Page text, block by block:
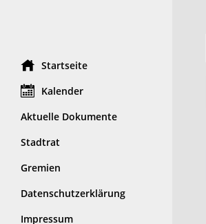
Startseite
Kalender
Aktuelle Dokumente
Stadtrat
Gremien
Datenschutzerklärung
Impressum